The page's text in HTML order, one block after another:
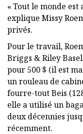
« Tout le monde est
explique Missy
privés.
Pour le travail,
Briggs & Riley
pour 500 $ (il est
un rouleau de
fourre-tout Beis
elle a utilisé un
deux décennies
récemment.